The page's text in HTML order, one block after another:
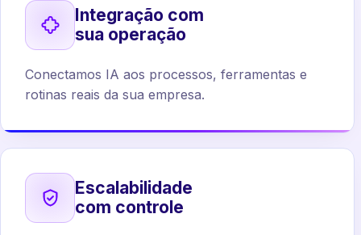
Integração com
sua operação
Conectamos IA aos processos, ferramentas e
rotinas reais da sua empresa.
Escalabilidade
com controle